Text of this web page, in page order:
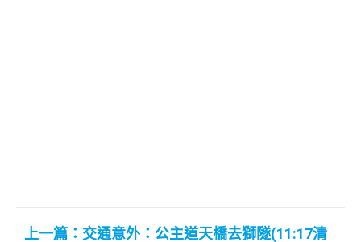
上一篇：交通意外：公主道天橋去獅隧(11:17清